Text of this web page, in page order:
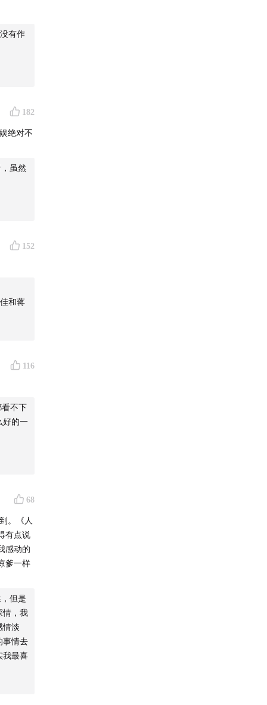
元/
有作
182
绝对不
虽然
152
和蒋
116
不下
好的一
68
。《人
有点说
感动的
爹一样
但是
情，我
情淡
事情去
我最喜